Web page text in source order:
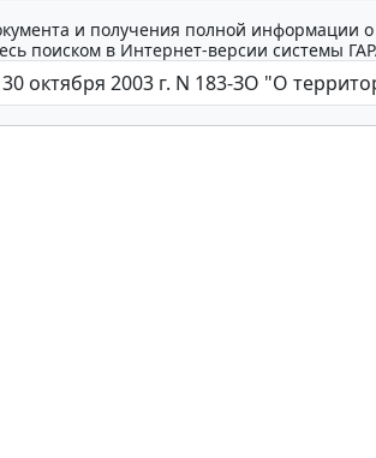
и получения полной информации
поиском в Интернет-версии системы